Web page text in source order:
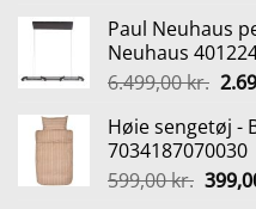
pris
var:
Paul Neuhaus
Neuhaus
6.499,00kr. Den
pris
var:
Høie sengetøj -
7034187070030
599,00kr. Den